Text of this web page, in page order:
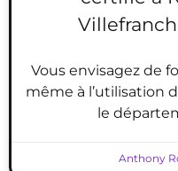
Vous envisagez de
même à l’utilisation
le
Anthony